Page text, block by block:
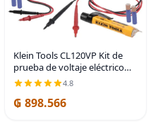
Klein Tools CL120VP Kit de
prueba de voltaje eléctrico
con medidor de abrazadera,
tres probadores, cables de
prueba, bolsa y baterías
4.8
₲ 898.566